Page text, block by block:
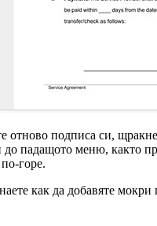
отново подписа си,
до падащото меню, както
горе.
как да добавяте